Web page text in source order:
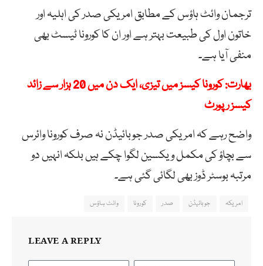
ترجمان وائٹ ہاؤس کے مطابق امریکی صدر کی اہلیہ اور
خاتون اول کی طبیعت بہتر ہے اور ان کا کورونا ٹیسٹ بھی
منفی آیا ہے۔
بھارت: کورونا کیسز میں تیزی، ایک دن میں 20 ہزار سے زائد
کیسز رپورٹ
واضح رہے کہ امریکی صدر جوبائیڈن نہ صرف کورونا وائرس
سے بچاؤ کی مکمل ویکسین لگوا چکے ہیں بلکہ انہیں دو
مرتبہ بوسٹر ڈوز بھی لگائی گئی ہے۔
امریکہ جوبائیڈن صدر کورونا وائٹ ہاؤس
LEAVE A REPLY